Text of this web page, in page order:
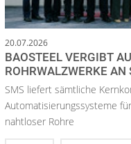
20.07.2026
BAOSTEEL VERGIBT
ROHRWALZWERKE AN
SMS liefert sämtliche
Automatisierungssysteme
nahtloser Rohre